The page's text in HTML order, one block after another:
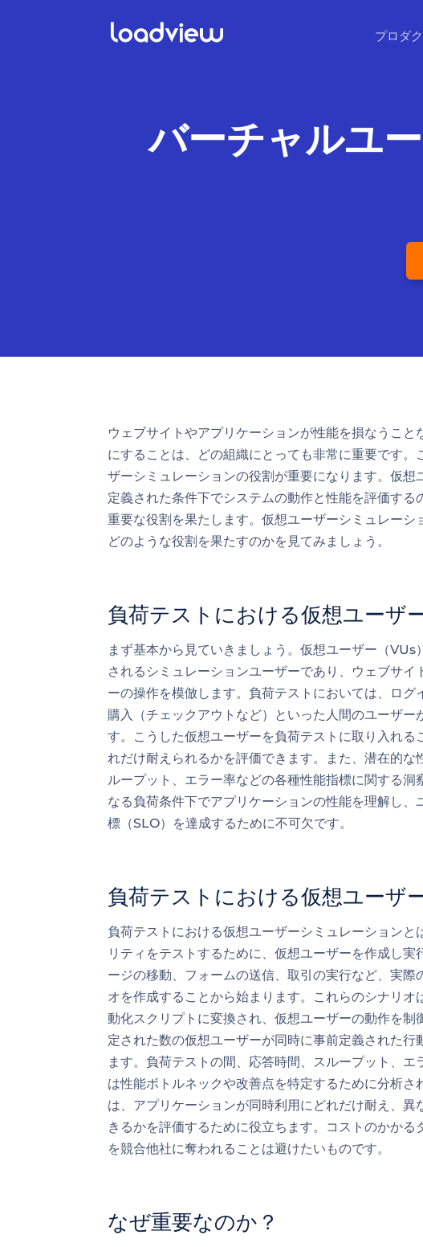
プロダ
バーチャルユ
ウェブサイトやアプリケーションが性能を損なうこと
にすることは、どの組織にとっても非常に重要です
ザーシミュレーションの役割が重要になります。仮
定義された条件下でシステムの動作と性能を評価す
重要な役割を果たします。仮想ユーザーシミュレー
どのような役割を果たすのかを見てみましょう。
負荷テストにおける仮想ユーザ
まず基本から見ていきましょう。仮想ユーザー（
されるシミュレーションユーザーであり、ウェブサ
ーの操作を模倣します。負荷テストにおいては、ログ
購入（チェックアウトなど）といった人間のユーザー
す。こうした仮想ユーザーを負荷テストに取り入れ
れだけ耐えられるかを評価できます。また、潜在的
ループット、エラー率などの各種性能指標に関する
なる負荷条件下でアプリケーションの性能を理解し
標（SLO）を達成するために不可欠です。
負荷テストにおける仮想ユーザ
負荷テストにおける仮想ユーザーシミュレーション
リティをテストするために、仮想ユーザーを作成し
ージの移動、フォームの送信、取引の実行など、実際
オを作成することから始まります。これらのシナリ
動化スクリプトに変換され、仮想ユーザーの動作を
定された数の仮想ユーザーが同時に事前定義された
ます。負荷テストの間、応答時間、スループット、
は性能ボトルネックや改善点を特定するために分析
は、アプリケーションが同時利用にどれだけ耐え、
きるかを評価するために役立ちます。コストのかか
を競合他社に奪われることは避けたいものです。
なぜ重要なのか？